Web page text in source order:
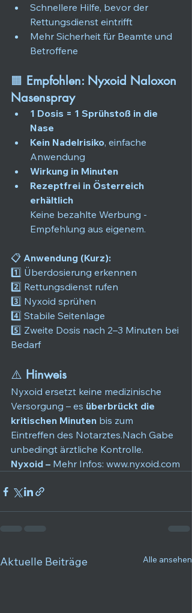
Schnellere Hilfe, bevor der
Rettungsdienst eintrifft
Mehr Sicherheit für Beamte und
Betroffene
🟧 Empfohlen: Nyxoid Naloxon
Nasenspray
1 Dosis = 1 Sprühstoß in die
Nase
Kein Nadelrisiko, einfache
Anwendung
Wirkung in Minuten
Rezeptfrei in Österreich
erhältlich
Keine bezahlte Werbung -
Empfehlung aus eigenem.
📋 Anwendung (Kurz):
1️⃣ Überdosierung erkennen
2️⃣ Rettungsdienst rufen
3️⃣ Nyxoid sprühen
4️⃣ Stabile Seitenlage
5️⃣ Zweite Dosis nach 2–3 Minuten bei
Bedarf
⚠️ Hinweis
Nyxoid ersetzt keine medizinische
Versorgung – es überbrückt die
kritischen Minuten bis zum
Eintreffen des Notarztes.Nach Gabe
unbedingt ärztliche Kontrolle.
Nyxoid – Mehr Infos: www.nyxoid.com
Aktuelle Beiträge Alle ansehen